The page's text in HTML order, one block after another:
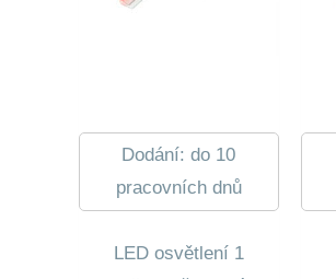
Dodání: do 10
pracovních dnů
LED osvětlení 1